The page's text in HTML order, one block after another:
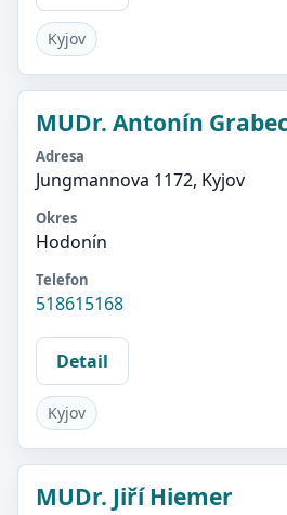
Kyjov
MUDr. Antonín Grabec
Adresa
Jungmannova 1172, Kyjov
Okres
Hodonín
Telefon
518615168
Detail
Kyjov
MUDr. Jiří Hiemer